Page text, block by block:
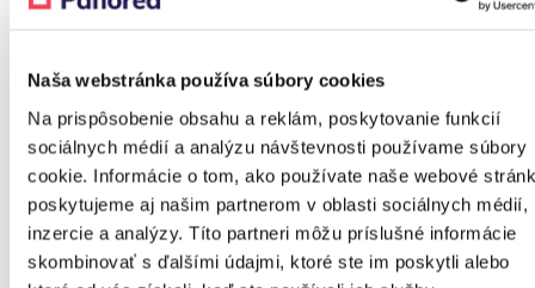
Naša webstránka používa súbory cookies
Na prispôsobenie obsahu a reklám, poskytovanie funkcií
sociálnych médií a analýzu návštevnosti používame súbory
cookie. Informácie o tom, ako používate naše webové
poskytujeme aj našim partnerom v oblasti sociálnych médií,
inzercie a analýzy. Títo partneri môžu príslušné informácie
skombinovať s ďalšími údajmi, ktoré ste im poskytli alebo
Realization – Rovinka
Realization – Rovinka
Produkt z realizace
Sleva 37 %